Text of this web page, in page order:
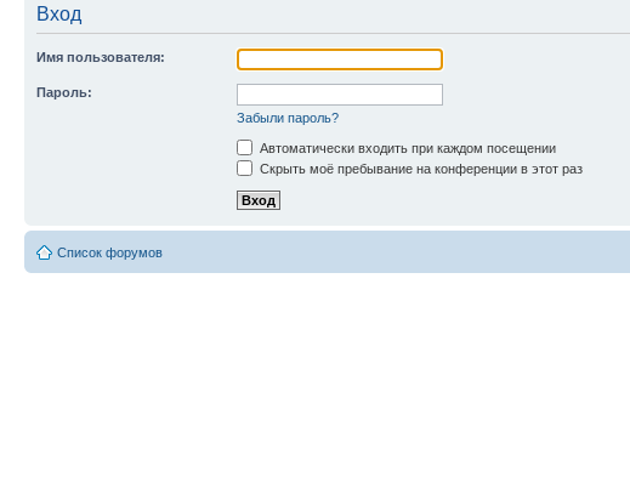
Вход
Имя пользователя:
Пароль:
Забыли пароль?
Автоматически входить при каждом посещении
Скрыть моё пребывание на конференции в этот раз
Список форумов